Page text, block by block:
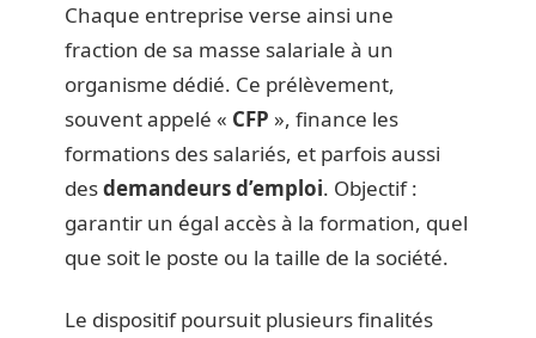
Chaque entreprise verse ainsi une
fraction de sa masse salariale à un
organisme dédié. Ce prélèvement,
souvent appelé « CFP », finance les
formations des salariés, et parfois aussi
desdemandeurs d’emploi. Objectif :
garantir un égal accès à la formation, quel
que soit le poste ou la taille de la société.
Le dispositif poursuit plusieurs finalités